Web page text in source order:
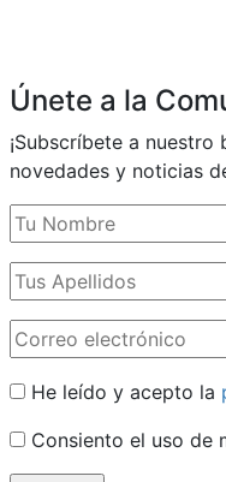
Únete a la
¡Subscríbete a
novedades y noticias
He leído y acepto la
Consiento el uso de